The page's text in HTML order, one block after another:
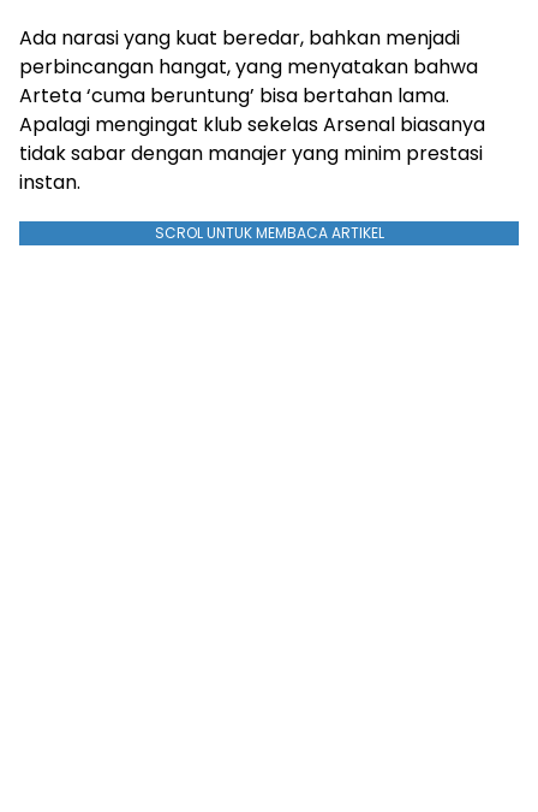
Ada narasi yang kuat beredar, bahkan menjadi
perbincangan hangat, yang menyatakan bahwa
Arteta ‘cuma beruntung’ bisa bertahan lama.
Apalagi mengingat klub sekelas Arsenal biasanya
tidak sabar dengan manajer yang minim prestasi
instan.
SCROL UNTUK MEMBACA ARTIKEL